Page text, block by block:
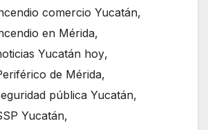
comercio Yucatán,
en Mérida,
Yucatán hoy,
de Mérida,
pública Yucatán,
Yucatán,